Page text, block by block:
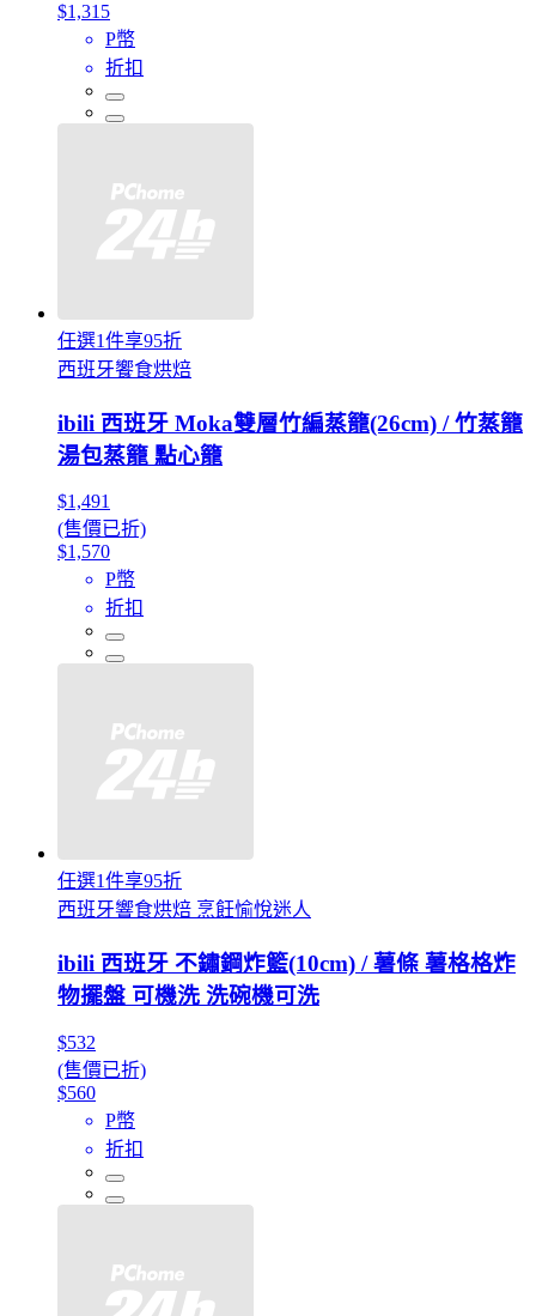
$1,315
P幣
折扣
任選1件享95折
西班牙饗食烘焙
ibili 西班牙 Moka雙層竹編蒸籠(26cm) / 竹蒸籠
湯包蒸籠 點心籠
$1,491
(售價已折)
$1,570
P幣
折扣
任選1件享95折
西班牙響食烘焙 烹飪愉悅迷人
ibili 西班牙 不鏽鋼炸籃(10cm) / 薯條 薯格格炸
物擺盤 可機洗 洗碗機可洗
$532
(售價已折)
$560
P幣
折扣